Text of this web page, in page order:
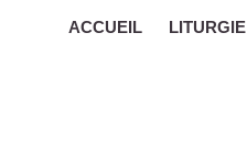
ACCUEIL LITURGIE